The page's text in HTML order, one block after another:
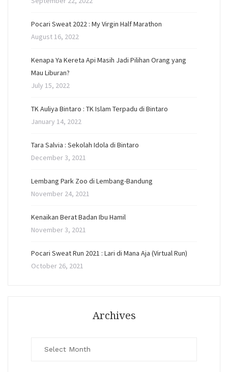
Pocari Sweat 2022 : My Virgin Half Marathon
August 16, 2022
Kenapa Ya Kereta Api Masih Jadi Pilihan Orang yang
Mau Liburan?
July 15, 2022
TK Auliya Bintaro : TK Islam Terpadu di Bintaro
January 14, 2022
Tara Salvia : Sekolah Idola di Bintaro
December 3, 2021
Lembang Park Zoo di Lembang-Bandung
November 24, 2021
Kenaikan Berat Badan Ibu Hamil
November 3, 2021
Pocari Sweat Run 2021 : Lari di Mana Aja (Virtual Run)
October 26, 2021
Archives